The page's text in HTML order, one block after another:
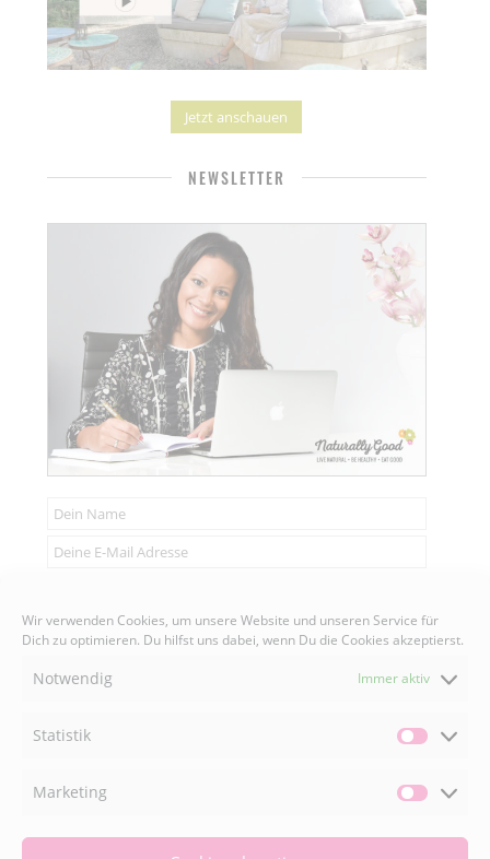
Wir verwenden Cookies, um unsere Website und unseren Service für
Dich zu optimieren. Du hilfst uns dabei, wenn Du die Cookies akzeptierst.
Notwendig Immer aktiv
Statistik
Marketing
Jetzt anschauen
NEWSLETTER

 INSTAGRAM